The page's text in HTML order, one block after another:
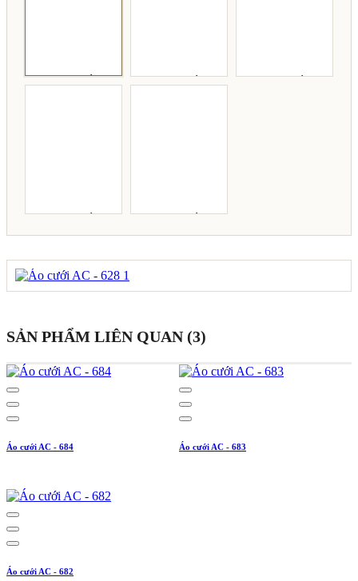
SẢN PHẨM LIÊN QUAN (3)
Áo cưới AC - 684 Áo cưới AC - 683
Áo cưới AC - 682